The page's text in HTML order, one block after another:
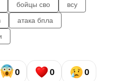
бойцы сво
всу
атака бпла
0 0 0